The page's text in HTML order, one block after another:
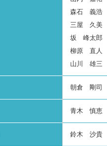
森石 義浩
三屋 久美
坂 峰太郎
柳原 直人
山川 雄三
朝倉 剛司
青木 慎恵
鈴木 沙貴